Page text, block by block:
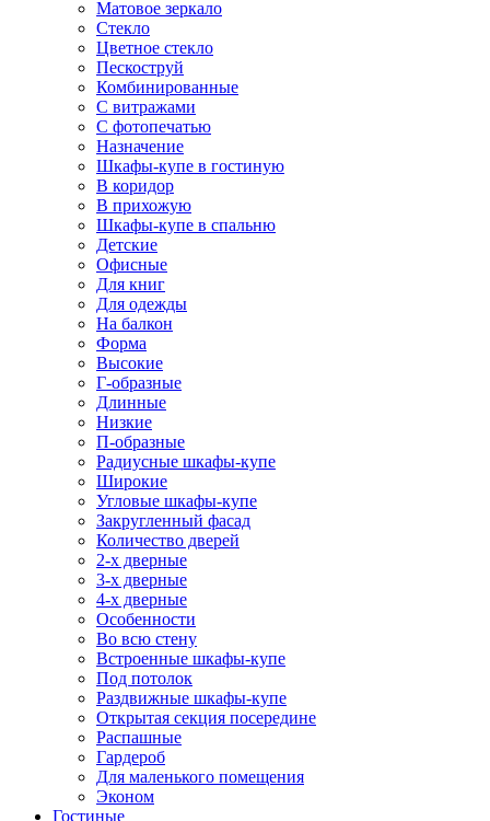
Матовое зеркало
Стекло
Цветное стекло
Пескоструй
Комбинированные
С витражами
С фотопечатью
Назначение
Шкафы-купе в гостиную
В коридор
В прихожую
Шкафы-купе в спальню
Детские
Офисные
Для книг
Для одежды
На балкон
Форма
Высокие
Г-образные
Длинные
Низкие
П-образные
Радиусные шкафы-купе
Широкие
Угловые шкафы-купе
Закругленный фасад
Количество дверей
2-х дверные
3-х дверные
4-х дверные
Особенности
Во всю стену
Встроенные шкафы-купе
Под потолок
Раздвижные шкафы-купе
Открытая секция посередине
Распашные
Гардероб
Для маленького помещения
Эконом
Гостиные